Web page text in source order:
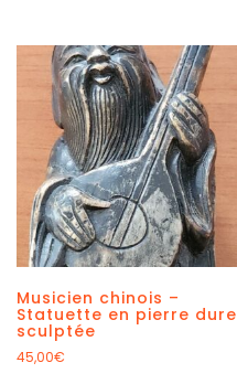
Musicien chinois –
Statuette en pierre dure
sculptée
45,00€